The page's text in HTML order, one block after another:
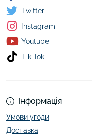
Інформація
Умови угоди
Доставка
Twitter
Instagram
Youtube
Tik Tok